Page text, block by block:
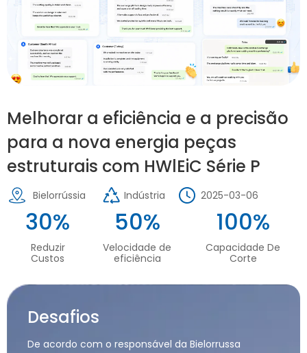
Melhorar a eficiência e a precisão
para a nova energia peças
estruturais com HWlEiC Série P
Bielorrússia Indústria 2025-03-06
30%
Reduzir
Custos
50%
Velocidade de
eficiência
100%
Capacidade De
Corte
Desafios
De acordo com o responsável da Bielorrussa